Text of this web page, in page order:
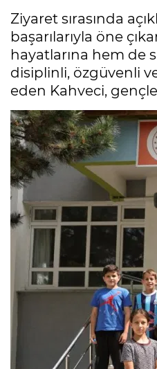
Ziyaret sırasında
başarılarıyla öne
hayatlarına hem de
disiplinli, özgüvenli
eden Kahveci,